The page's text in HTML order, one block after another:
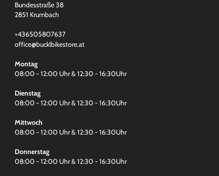
Bundesstraße 38
2851 Krumbach
+436505807637
office@bucklbikestore.at
Montag
08:00 - 12:00 Uhr & 12:30 - 16:30Uhr
Dienstag
08:00 - 12:00 Uhr & 12:30 - 16:30Uhr
Mittwoch
08:00 - 12:00 Uhr & 12:30 - 16:30Uhr
Donnerstag
08:00 - 12:00 Uhr & 12:30 - 16:30Uhr